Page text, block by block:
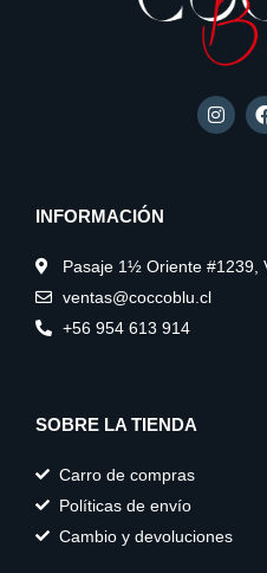
I
n
INFORMACIÓN
Pasaje 1½ Oriente #1239,
ventas@coccoblu.cl
+56 954 613 914
SOBRE LA TIENDA
Carro de compras
Políticas de envío
Cambio y devoluciones